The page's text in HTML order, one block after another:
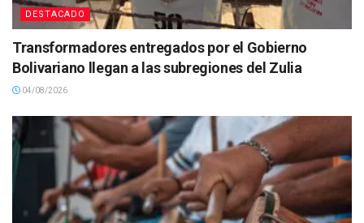
DESTACADO
Transformadores entregados por el Gobierno
Bolivariano llegan a las subregiones del Zulia
04/08/2026